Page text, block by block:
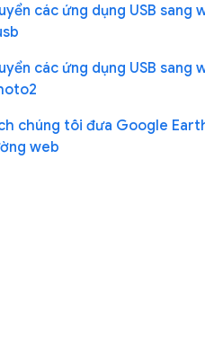
các ứng dụng USB sang
các ứng dụng USB sang
chúng tôi đưa Google
web